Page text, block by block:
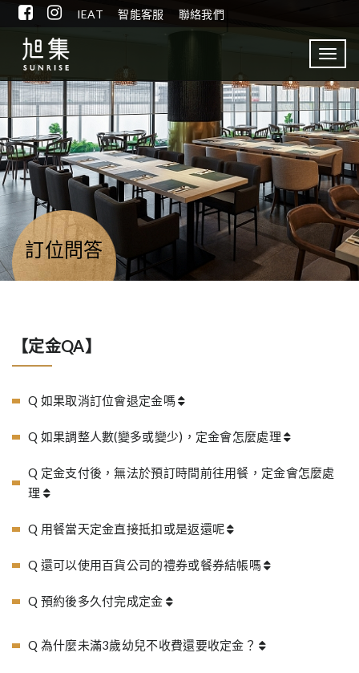
IEAT 智能客服 聯絡我們
訂位問答
【定金QA】
Q 如果取消訂位會退定金嗎
Q 如果調整人數(變多或變少)，定金會怎麼處理
Q 定金支付後，無法於預訂時間前往用餐，定金會怎麼處
理
Q 用餐當天定金直接抵扣或是返還呢
Q 還可以使用百貨公司的禮券或餐券結帳嗎
Q 預約後多久付完成定金
Q 為什麼未滿3歲幼兒不收費還要收定金？